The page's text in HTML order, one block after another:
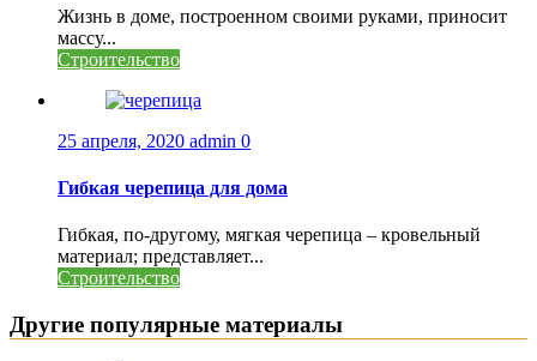
Жизнь в доме, построенном своими руками, приносит
массу...
Строительство
25 апреля, 2020 admin 0
Гибкая черепица для дома
Гибкая, по-другому, мягкая черепица – кровельный
материал; представляет...
Строительство
Другие популярные материалы